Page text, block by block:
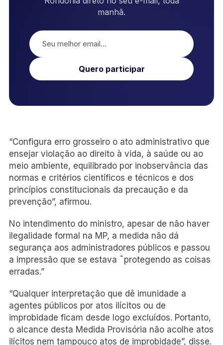
manhã.
Quero participar
“Configura erro grosseiro o ato administrativo que
ensejar violação ao direito à vida, à saúde ou ao
meio ambiente, equilibrado por inobservância das
normas e critérios científicos e técnicos e dos
princípios constitucionais da precaução e da
prevenção”, afirmou.
No intendimento do ministro, apesar de não haver
ilegalidade formal na MP, a medida não dá
segurança aos administradores públicos e passou
a impressão que se estava ˜protegendo as coisas
erradas.”
“Qualquer interpretação que dê imunidade a
agentes públicos por atos ilícitos ou de
improbidade ficam desde logo excluídos. Portanto,
o alcance desta Medida Provisória não acolhe atos
ilícitos nem tampouco atos de improbidade”, disse.